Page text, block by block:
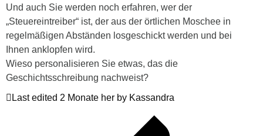
Und auch Sie werden noch erfahren, wer der
„Steuereintreiber“ ist, der aus der örtlichen Moschee in
regelmäßigen Abständen losgeschickt werden und bei
Ihnen anklopfen wird.
Wieso personalisieren Sie etwas, das die
Geschichtsschreibung nachweist?
Last edited 2 Monate her by Kassandra